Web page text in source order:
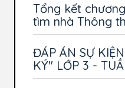
Tổng kết
tìm nhà Thông
ĐÁP ÁN SỰ
KÝ" LỚP 3 -